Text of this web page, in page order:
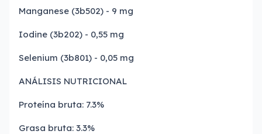
Manganese (3b502) - 9 mg
Iodine (3b202) - 0,55 mg
Selenium (3b801) - 0,05 mg
ANÁLISIS NUTRICIONAL
Proteína bruta: 7.3%
Grasa bruta: 3.3%